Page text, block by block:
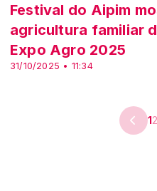
31/10/2025 • 11:34
Festival do Aipim
agricultura familiar
Expo Agro 2025
12